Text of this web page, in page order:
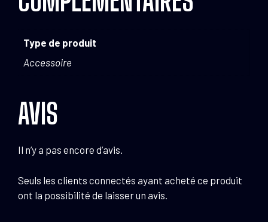
Type de produit
Accessoire
AVIS
Il n’y a pas encore d’avis.
Seuls les clients connectés ayant acheté ce produit
ont la possibilité de laisser un avis.